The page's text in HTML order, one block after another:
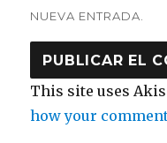
NUEVA ENTRADA.
This site uses
how your